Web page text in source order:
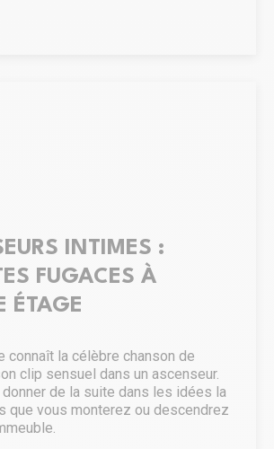
INTIMES :
FUGACES À
ÉTAGE
connaît la célèbre chanson de
clip sensuel dans un ascenseur.
de la suite dans les idées la
que vous monterez ou descendrez